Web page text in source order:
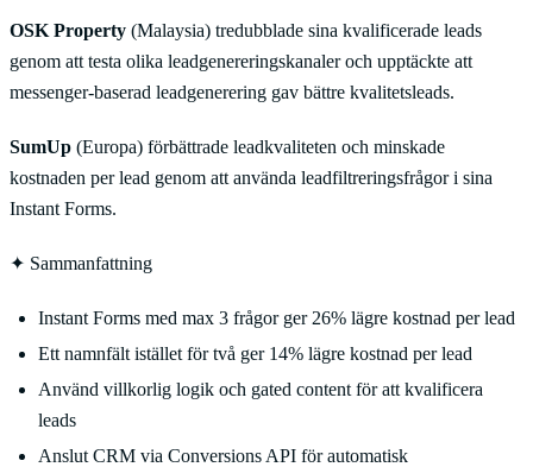
OSK Property (Malaysia) tredubblade sina kvalificerade leads
genom att testa olika leadgenereringskanaler och upptäckte att
messenger-baserad leadgenerering gav bättre kvalitetsleads.
SumUp (Europa) förbättrade leadkvaliteten och minskade
kostnaden per lead genom att använda leadfiltreringsfrågor i sina
Instant Forms.
✦ Sammanfattning
Instant Forms med max 3 frågor ger 26% lägre kostnad per lead
Ett namnfält istället för två ger 14% lägre kostnad per lead
Använd villkorlig logik och gated content för att kvalificera
leads
Anslut CRM via Conversions API för automatisk